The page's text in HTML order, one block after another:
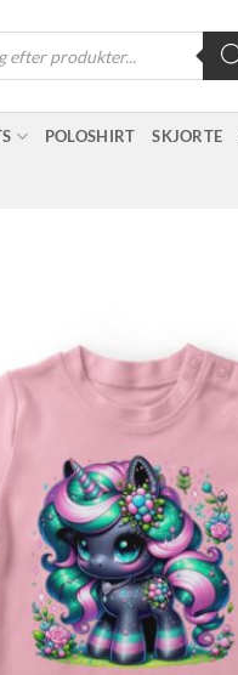
POLOSHIRT SKJORTE